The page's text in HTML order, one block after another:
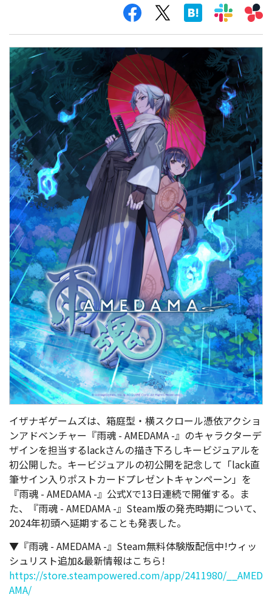
イザナギゲームズは、箱庭型・横スクロール憑依アクショ
ンアドベンチャー『雨魂 - AMEDAMA -』のキャラクターデ
ザインを担当するlackさんの描き下ろしキービジュアルを
初公開した。キービジュアルの初公開を記念して「lack直
筆サイン入りポストカードプレゼントキャンペーン」を
『雨魂 - AMEDAMA -』公式Xで13日連続で開催する。ま
た、『雨魂 - AMEDAMA -』Steam版の発売時期について、
2024年初頭へ延期することも発表した。
▼『雨魂 - AMEDAMA -』Steam無料体験版配信中!ウィッ
シュリスト追加&最新情報はこちら!
https://store.steampowered.com/app/2411980/__AMED
AMA/